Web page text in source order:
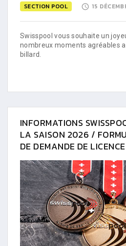
SECTION POOL 15
Swisspool vous souhaite un
nombreux moments agréables
billard.
INFORMATIONS
LA SAISON 2026 /
DE DEMANDE DE